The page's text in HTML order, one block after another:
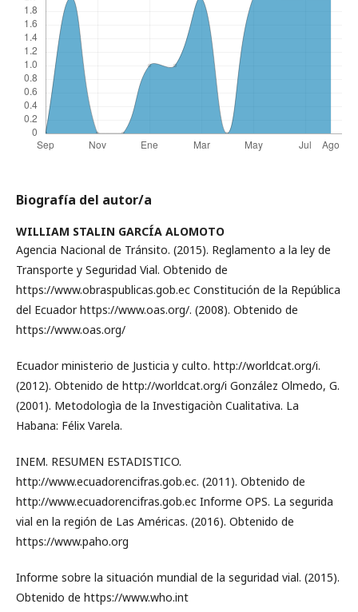
Biografía del autor/a
WILLIAM STALIN GARCÍA ALOMOTO
Agencia Nacional de Tránsito. (2015). Reglamento a la ley de
Transporte y Seguridad Vial. Obtenido de
https://www.obraspublicas.gob.ec Constitución de la República
del Ecuador https://www.oas.org/. (2008). Obtenido de
https://www.oas.org/
Ecuador ministerio de Justicia y culto. http://worldcat.org/i.
(2012). Obtenido de http://worldcat.org/i González Olmedo, G.
(2001). Metodologìa de la Investigaciòn Cualitativa. La
Habana: Félix Varela.
INEM. RESUMEN ESTADISTICO.
http://www.ecuadorencifras.gob.ec. (2011). Obtenido de
http://www.ecuadorencifras.gob.ec Informe OPS. La segurida
vial en la región de Las Américas. (2016). Obtenido de
https://www.paho.org
Informe sobre la situación mundial de la seguridad vial. (2015).
Obtenido de https://www.who.int